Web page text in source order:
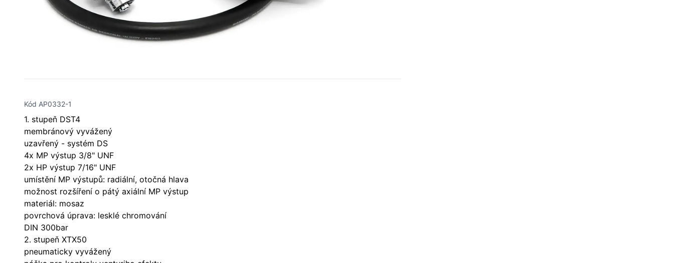
Kód AP0332-1
1. stupeň DST4
membránový vyvážený
uzavřený - systém DS
4x MP výstup 3/8" UNF
2x HP výstup 7/16" UNF
umístění MP výstupů: radiální, otočná hlava
možnost rozšíření o pátý axiální MP výstup
materiál: mosaz
povrchová úprava: lesklé chromování
DIN 300bar
2. stupeň XTX50
pneumaticky vyvážený